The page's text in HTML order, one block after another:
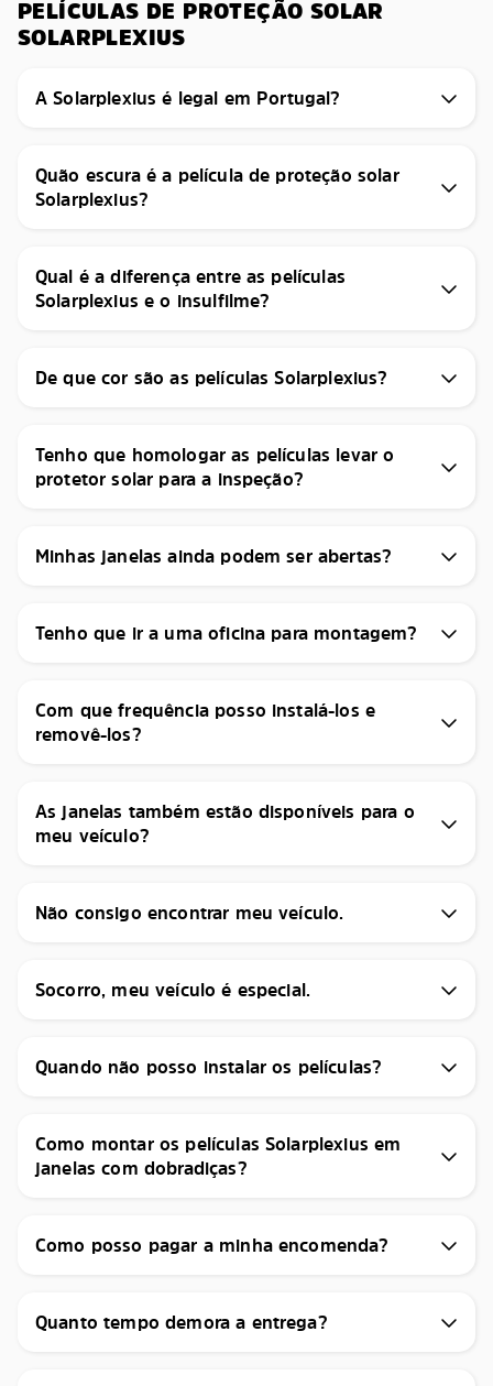
PELÍCULAS DE PROTEÇÃO SOLAR
SOLARPLEXIUS
A Solarplexius é legal em Portugal?
Quão escura é a película de proteção solar
Solarplexius?
Qual é a diferença entre as películas
Solarplexius e o insulfilme?
De que cor são as películas Solarplexius?
Tenho que homologar as películas levar o
protetor solar para a inspeção?
Minhas janelas ainda podem ser abertas?
Tenho que ir a uma oficina para montagem?
Com que frequência posso instalá-los e
removê-los?
As janelas também estão disponíveis para o
meu veículo?
Não consigo encontrar meu veículo.
Socorro, meu veículo é especial.
Quando não posso instalar os películas?
Como montar os películas Solarplexius em
janelas com dobradiças?
Como posso pagar a minha encomenda?
Quanto tempo demora a entrega?